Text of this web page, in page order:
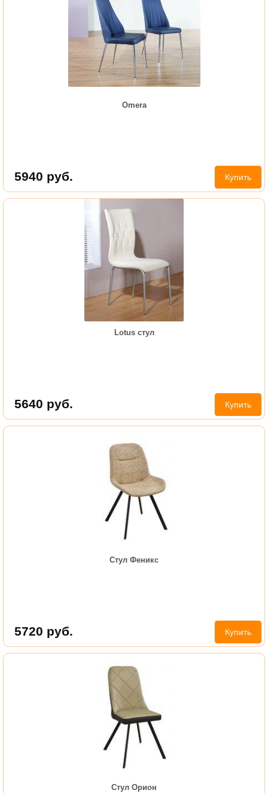
Omera
5940 руб. Купить
Lotus стул
5640 руб. Купить
Стул Феникс
5720 руб. Купить
Стул Орион